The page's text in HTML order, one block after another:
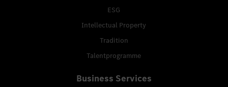
ESG
Intellectual Property
Tradition
Talentprogramme
Business Services